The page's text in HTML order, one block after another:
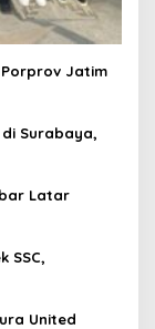
Jatim
Surabaya,
Latar
SSC,
United